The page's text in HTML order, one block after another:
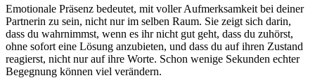
Emotionale Präsenz bedeutet, mit voller Aufmerksamkeit bei deiner
Partnerin zu sein, nicht nur im selben Raum. Sie zeigt sich darin,
dass du wahrnimmst, wenn es ihr nicht gut geht, dass du zuhörst,
ohne sofort eine Lösung anzubieten, und dass du auf ihren Zustand
reagierst, nicht nur auf ihre Worte. Schon wenige Sekunden echter
Begegnung können viel verändern.